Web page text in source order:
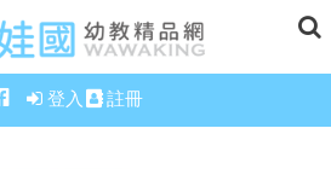
登入 註冊